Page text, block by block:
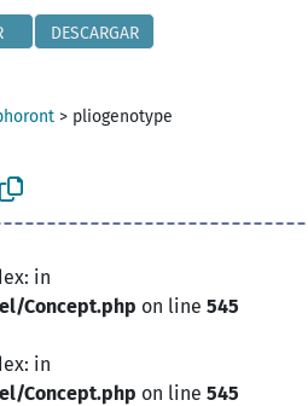
DESCARGAR
> pliogenotype
in
Concept.php on line545
in
Concept.php on line545